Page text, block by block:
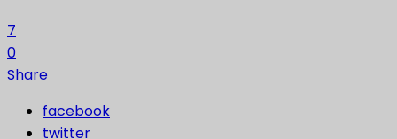
7
0
Share
facebook
twitter